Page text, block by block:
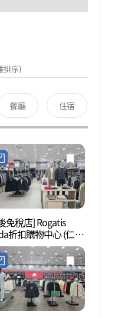
排序)
餐廳 住宿
免稅店] Rogatis
折扣購物中心 (仁川
가디스 모다아울렛
점)